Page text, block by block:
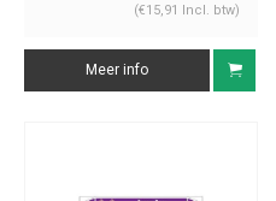
(€15,91 Incl. btw)
Meer info